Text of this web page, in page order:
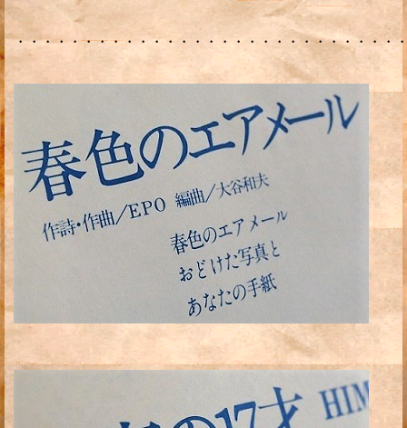
・・・・・・・・・・・・・・・・・・・・・・・・・・・・